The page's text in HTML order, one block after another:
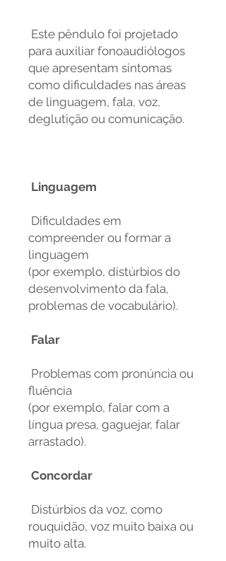
Este pêndulo foi projetado
para auxiliar fonoaudiólogos
que apresentam sintomas
como dificuldades nas áreas
de linguagem, fala, voz,
deglutição ou comunicação.
Linguagem
Dificuldades em
compreender ou formar a
linguagem
(por exemplo, distúrbios do
desenvolvimento da fala,
problemas de vocabulário).
Falar
Problemas com pronúncia ou
fluência
(por exemplo, falar com a
língua presa, gaguejar, falar
arrastado).
Concordar
Distúrbios da voz, como
rouquidão, voz muito baixa ou
muito alta.